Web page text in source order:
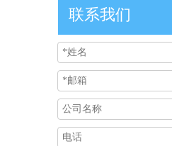
联系我们